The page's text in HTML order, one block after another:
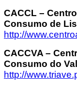
CACCL –
Consumo de
http://
CACCVA –
Consumo do
http://